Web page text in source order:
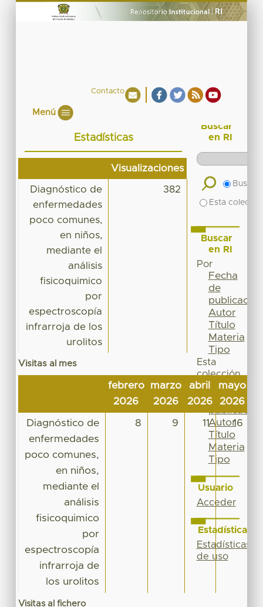
Contacto
Menú
Estadísticas
Visualizaciones
Diagnóstico de
enfermedades
poco comunes,
en niños,
mediante el
análisis
fisicoquimico
por
espectroscopía
infrarroja de los
urolitos
382
Visitas al mes
febrero
2026
marzo
2026
abril
2026
mayo
2026
Diagnóstico de
enfermedades
poco comunes,
en niños,
mediante el
análisis
fisicoquimico
por
espectroscopía
infrarroja de
los urolitos
8 9 11 16
Visitas al fichero
Buscar
en RI
Buscar
Esta
Buscar
en RI
Por
Fecha
de
publicación
Autor
Título
Materia
Tipo
Esta
colección
Fecha
de
publicación
Autor
Título
Materia
Tipo
Usuario
Acceder
Estadísticas
Estadísticas
de uso